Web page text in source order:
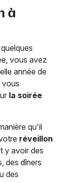
à
vous avez
année de
vous
la soirée
qu'il
réveillon
y avoir des
des dîners
des